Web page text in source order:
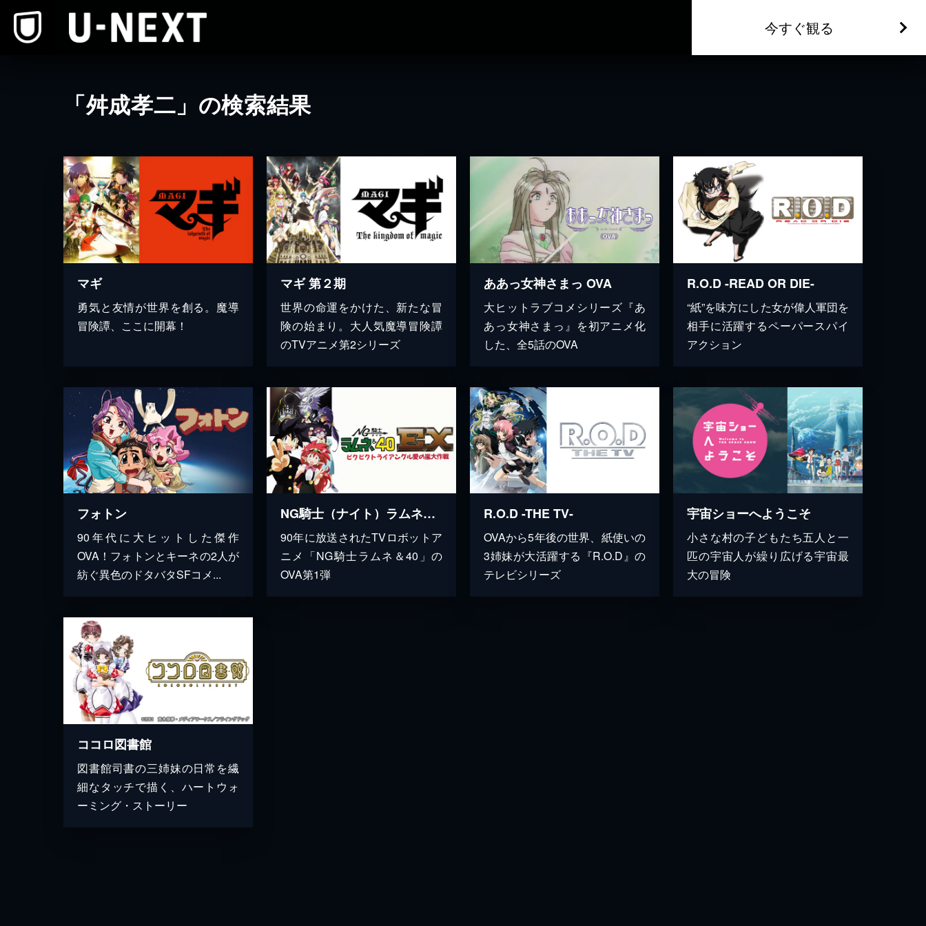
今すぐ観る
「舛成孝二」の検索結果
マギ
勇気と友情が世界を創る。魔導
冒険譚、ここに開幕！
マギ 第２期
世界の命運をかけた、新たな冒
険の始まり。大人気魔導冒険譚
のTVアニメ第2シリーズ
ああっ女神さまっ OVA
大ヒットラブコメシリーズ『あ
あっ女神さまっ』を初アニメ化
した、全5話のOVA
R.O.D -READ OR DIE-
“紙”を味方にした女が偉人軍団を
相手に活躍するペーパースパイ
アクション
フォトン
90年代に大ヒットした傑作
OVA！フォトンとキーネの2人が
紡ぐ異色のドタバタSFコメ...
NG騎士（ナイト）ラムネ＆４０EX
90年に放送されたTVロボットア
ニメ「NG騎士ラムネ＆40」の
OVA第1弾
R.O.D -THE TV-
OVAから5年後の世界、紙使いの
3姉妹が大活躍する『R.O.D』の
テレビシリーズ
宇宙ショーへようこそ
小さな村の子どもたち五人と一
匹の宇宙人が繰り広げる宇宙最
大の冒険
ココロ図書館
図書館司書の三姉妹の日常を繊
細なタッチで描く、ハートウォ
ーミング・ストーリー